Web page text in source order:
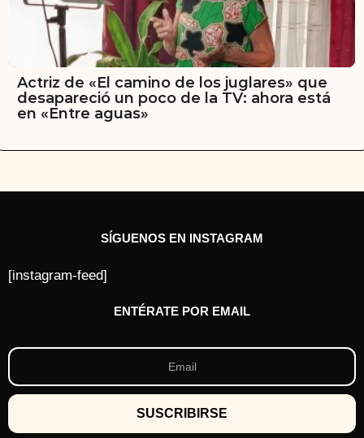
Actriz de «El camino de los juglares» que
desapareció un poco de la TV: ahora está
en «Entre aguas»
SÍGUENOS EN INSTAGRAM
[instagram-feed]
ENTÉRATE POR EMAIL